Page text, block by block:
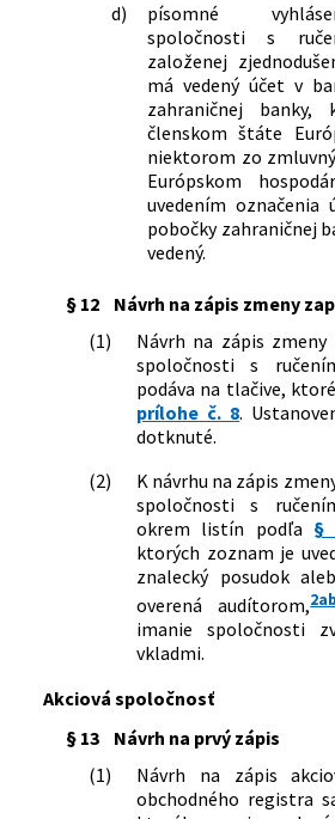
d)
písomné
spoločnosti s
založenej
má vedený účet v
zahraničnej
členskom štáte
niektorom zo
Európskom
uvedením
pobočky zahraničnej
vedený.
§ 12
Návrh na zápis zmeny
(1)
Návrh na zápis zmeny
spoločnosti s
podáva na tlačive,
prílohe č. 8.
dotknuté.
(2)
K návrhu na zápis
spoločnosti s
okrem listín podľa §
ktorých zoznam je
znalecký posudok
overená audítorom,
imanie spoločnosti
vkladmi.
Akciová spoločnosť
§ 13
Návrh na prvý zápis
(1)
Návrh na zápis
obchodného registra